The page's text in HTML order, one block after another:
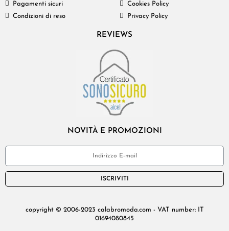
Pagamenti sicuri
Condizioni di reso
Cookies Policy
Privacy Policy
REVIEWS
NOVITÀ E PROMOZIONI
ISCRIVITI
copyright © 2006-2023 calabromoda.com - VAT number: IT
01694080845